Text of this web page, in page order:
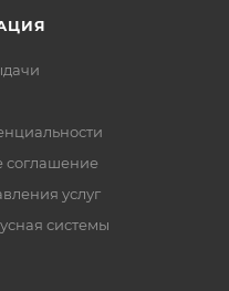
соглашение
услуг
системы